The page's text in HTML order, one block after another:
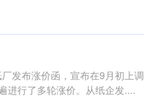
发布涨价函，宣布在9月初上调
进行了多轮涨价。从纸企发....